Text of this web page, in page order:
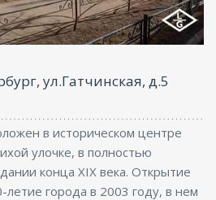
ул.Гатчинская, д.5
в историческом центре
улочке, в полностью
конца XIX века. Открытие
летие города в 2003 году, в нем